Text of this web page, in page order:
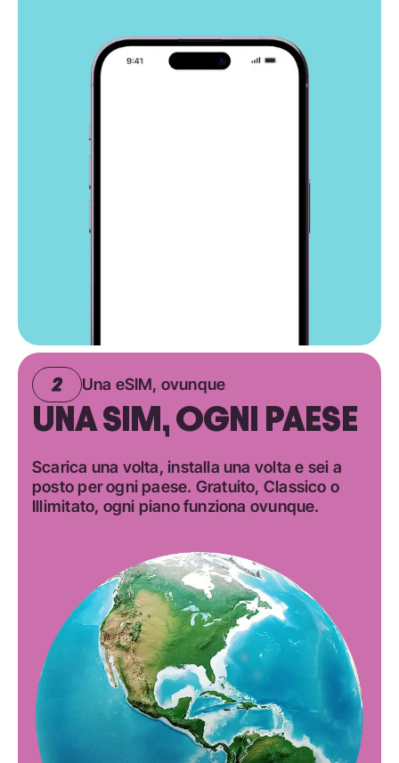
Una eSIM, ovunque
UNA SIM, OGNI PAESE
Scarica una volta, installa una volta e sei a
posto per ogni paese. Gratuito, Classico o
Illimitato, ogni piano funziona ovunque.